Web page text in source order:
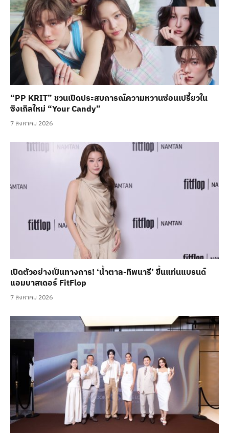
“PP KRIT” ชวนเปิดประสบการณ์ความหวานซ่อนเปรี้ยวใน
ซิงเกิลใหม่ “Your Candy”
7 สิงหาคม 2026
เปิดตัวอย่างเป็นทางการ! ‘น้ำตาล-ทิพนารี’ ขึ้นแท่นแบรนด์
แอมบาสเดอร์ FitFlop
7 สิงหาคม 2026